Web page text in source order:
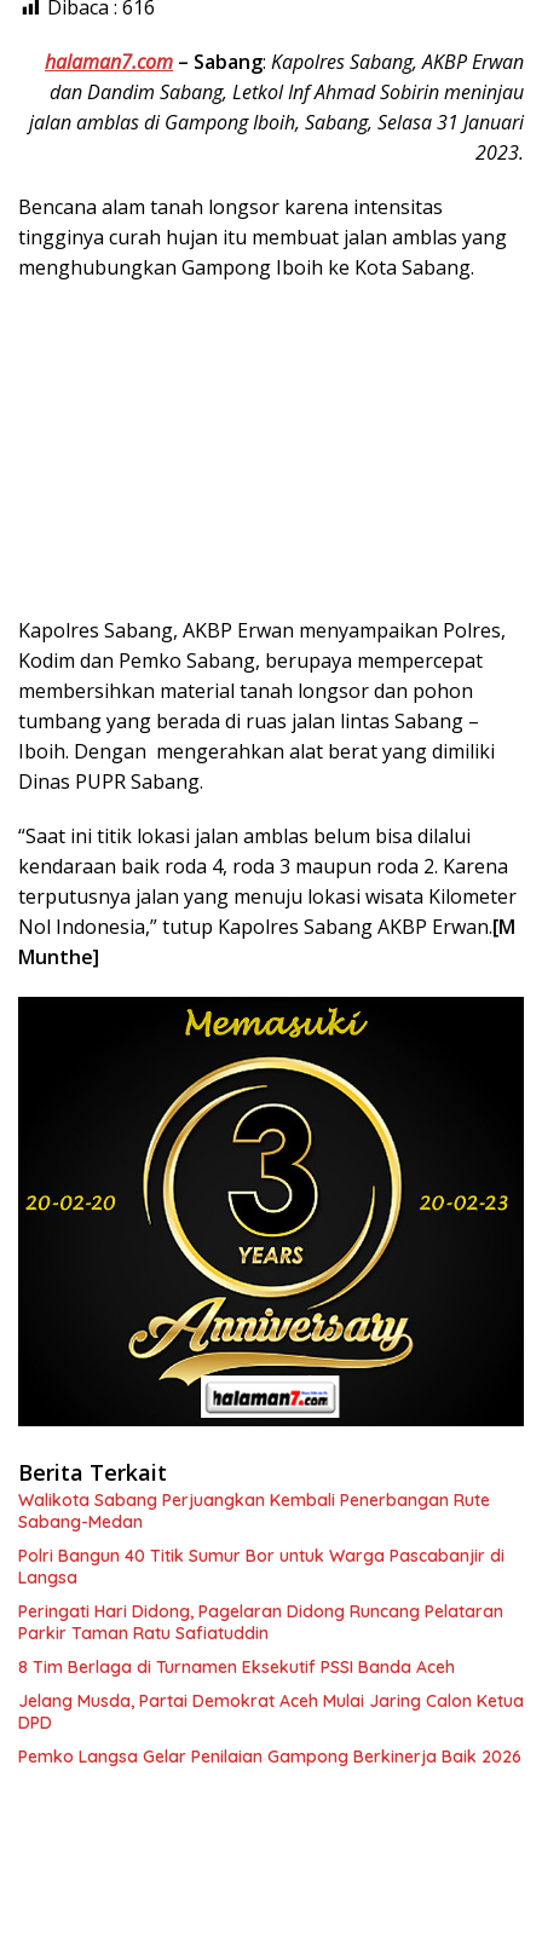
Dibaca : 616
halaman7.com – Sabang: Kapolres Sabang, AKBP Erwan
dan Dandim Sabang, Letkol Inf Ahmad Sobirin meninjau
jalan amblas di Gampong Iboih, Sabang, Selasa 31 Januari
2023.
Bencana alam tanah longsor karena intensitas
tingginya curah hujan itu membuat jalan amblas yang
menghubungkan Gampong Iboih ke Kota Sabang.
Kapolres Sabang, AKBP Erwan menyampaikan Polres,
Kodim dan Pemko Sabang, berupaya mempercepat
membersihkan material tanah longsor dan pohon
tumbang yang berada di ruas jalan lintas Sabang –
Iboih. Dengan mengerahkan alat berat yang dimiliki
Dinas PUPR Sabang.
“Saat ini titik lokasi jalan amblas belum bisa dilalui
kendaraan baik roda 4, roda 3 maupun roda 2. Karena
terputusnya jalan yang menuju lokasi wisata Kilometer
Nol Indonesia,” tutup Kapolres Sabang AKBP Erwan.[M
Munthe]
Berita Terkait
Walikota Sabang Perjuangkan Kembali Penerbangan Rute
Sabang-Medan
Polri Bangun 40 Titik Sumur Bor untuk Warga Pascabanjir di
Langsa
Peringati Hari Didong, Pagelaran Didong Runcang Pelataran
Parkir Taman Ratu Safiatuddin
8 Tim Berlaga di Turnamen Eksekutif PSSI Banda Aceh
Jelang Musda, Partai Demokrat Aceh Mulai Jaring Calon Ketua
DPD
Pemko Langsa Gelar Penilaian Gampong Berkinerja Baik 2026